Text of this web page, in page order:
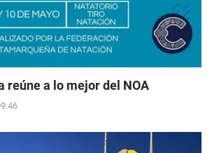
reúne a lo mejor del NOA